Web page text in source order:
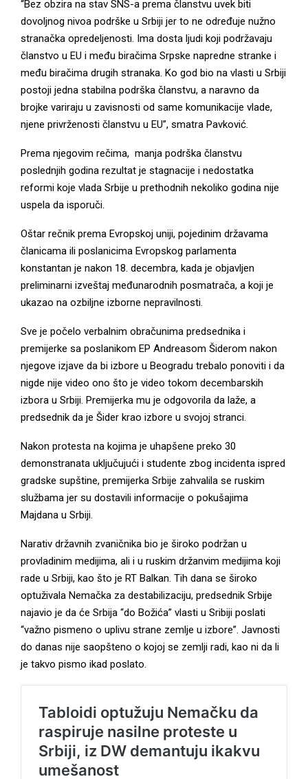
“Bez obzira na stav SNS-a prema članstvu uvek biti
dovoljnog nivoa podrške u Srbiji jer to ne određuje nužno
stranačka opredeljenosti. Ima dosta ljudi koji podržavaju
članstvo u EU i među biračima Srpske napredne stranke i
među biračima drugih stranaka. Ko god bio na vlasti u Srbiji
postoji jedna stabilna podrška članstvu, a naravno da
brojke variraju u zavisnosti od same komunikacije vlade,
njene privrženosti članstvu u EU”, smatra Pavković.
Prema njegovim rečima, manja podrška članstvu
poslednjih godina rezultat je stagnacije i nedostatka
reformi koje vlada Srbije u prethodnih nekoliko godina nije
uspela da isporuči.
Oštar rečnik prema Evropskoj uniji, pojedinim državama
članicama ili poslanicima Evropskog parlamenta
konstantan je nakon 18. decembra, kada je objavljen
preliminarni izveštaj međunarodnih posmatrača, a koji je
ukazao na ozbiljne izborne nepravilnosti.
Sve je počelo verbalnim obračunima predsednika i
premijerke sa poslanikom EP Andreasom Šiderom nakon
njegove izjave da bi izbore u Beogradu trebalo ponoviti i da
nigde nije video ono što je video tokom decembarskih
izbora u Srbiji. Premijerka mu je odgovorila da laže, a
predsednik da je Šider krao izbore u svojoj stranci.
Nakon protesta na kojima je uhapšene preko 30
demonstranata uključujući i studente zbog incidenta ispred
gradske supštine, premijerka Srbije zahvalila se ruskim
službama jer su dostavili informacije o pokušajima
Majdana u Srbiji.
Narativ državnih zvaničnika bio je široko podržan u
provladinim medijima, ali i u ruskim držanvim medijima koji
rade u Srbiji, kao što je RT Balkan. Tih dana se široko
optuživala Nemačka za destabilizaciju, predsednik Srbije
najavio je da će Srbija “do Božića” vlasti u Sribiji poslati
“važno pismeno o uplivu strane zemlje u izbore”. Javnosti
do danas nije saopšteno o kojoj se zemlji radi, kao ni da li
je takvo pismo ikad poslato.